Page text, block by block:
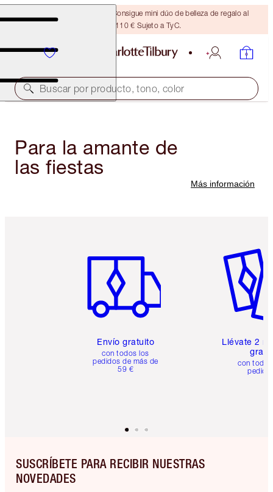
¡ÚLTIMA OPORTUNIDAD! Consigue mini dúo de belleza de regalo al
gastar 110 € Sujeto a TyC.
Buscar por producto, tono, color
Para la amante de
las fiestas
Más información
Envío gratuito
con todos los
pedidos de más de
59 €
Llévate 2
gratis
con
SUSCRÍBETE PARA RECIBIR NUESTRAS
NOVEDADES